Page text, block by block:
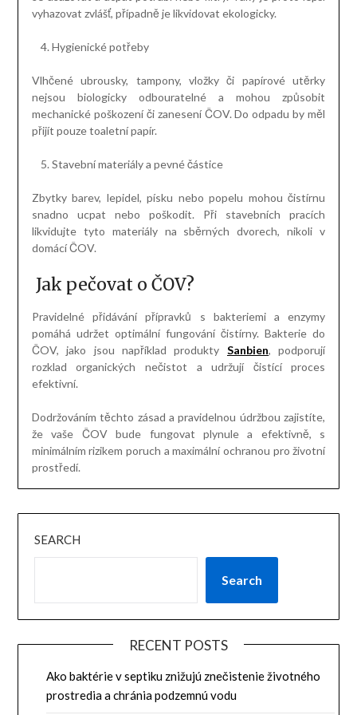
vyhazovat zvlášť, případně je likvidovat ekologicky.
Hygienické potřeby
Vlhčené ubrousky, tampony, vložky či papírové utěrky
nejsou biologicky odbouratelné a mohou způsobit
mechanické poškození či zanesení ČOV. Do odpadu by měl
přijít pouze toaletní papír.
Stavební materiály a pevné částice
Zbytky barev, lepidel, písku nebo popelu mohou čistírnu
snadno ucpat nebo poškodit. Při stavebních pracích
likvidujte tyto materiály na sběrných dvorech, nikoli v
domácí ČOV.
Jak pečovat o ČOV?
Pravidelné přidávání přípravků s bakteriemi a enzymy
pomáhá udržet optimální fungování čistírny. Bakterie do
ČOV, jako jsou například produkty Sanbien, podporují
rozklad organických nečistot a udržují čistící proces
efektivní.
Dodržováním těchto zásad a pravidelnou údržbou zajistíte,
že vaše ČOV bude fungovat plynule a efektivně, s
minimálním rizikem poruch a maximální ochranou pro životní
prostředí.
SEARCH
Search
RECENT POSTS
Ako baktérie v septiku znižujú znečistenie životného
prostredia a chránia podzemnú vodu